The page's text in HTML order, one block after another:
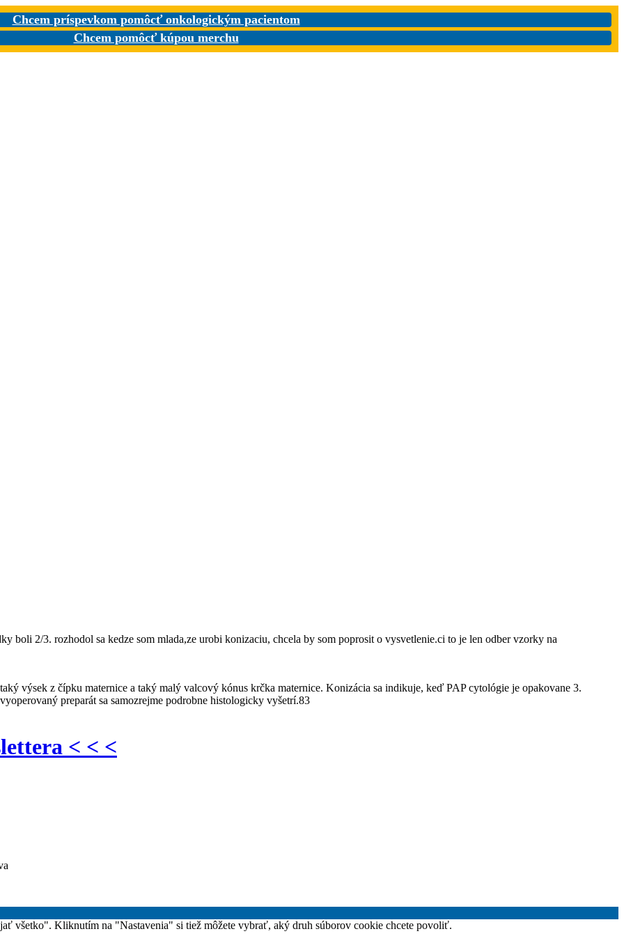
Chcem príspevkom pomôcť onkologickým pacientom
Chcem pomôcť kúpou merchu
boli 2/3. rozhodol sa kedze som mlada,ze urobi konizaciu, chcela by som poprosit o vysvetlenie.ci to je len odber vzorky na
výsek z čípku maternice a taký malý valcový kónus krčka maternice. Konizácia sa indikuje, keď PAP cytológie je opakovane 3.
preparát sa samozrejme podrobne histologicky vyšetrí.83
< < <
všetko". Kliknutím na "Nastavenia" si tiež môžete vybrať, aký druh súborov cookie chcete povoliť.